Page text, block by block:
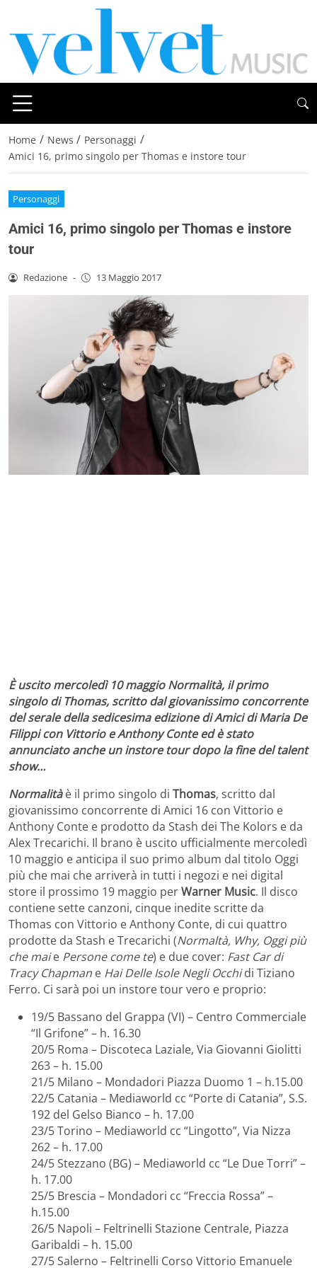
Home / News / Personaggi /
Amici 16, primo singolo per Thomas e instore tour
Personaggi
Amici 16, primo singolo per Thomas e instore
tour
Redazione - 13 Maggio 2017
È uscito mercoledì 10 maggio Normalità, il primo
singolo di Thomas, scritto dal giovanissimo concorrente
del serale della sedicesima edizione di Amici di Maria De
Filippi con Vittorio e Anthony Conte ed è stato
annunciato anche un instore tour dopo la fine del talent
show…
Normalità è il primo singolo di Thomas, scritto dal
giovanissimo concorrente di Amici 16 con Vittorio e
Anthony Conte e prodotto da Stash dei The Kolors e da
Alex Trecarichi. Il brano è uscito ufficialmente mercoledì
10 maggio e anticipa il suo primo album dal titolo Oggi
più che mai che arriverà in tutti i negozi e nei digital
store il prossimo 19 maggio perWarner Music. Il disco
contiene sette canzoni, cinque inedite scritte da
Thomas con Vittorio e Anthony Conte, di cui quattro
prodotte da Stash e Trecarichi (Normaltà, Why, Oggi più
che maie Persone come te) e due cover: Fast Car di
Tracy Chapman e Hai Delle Isole Negli Occhidi Tiziano
Ferro. Ci sarà poi un instore tour vero e proprio:
19/5 Bassano del Grappa (VI) – Centro Commerciale
“Il Grifone” – h. 16.30
20/5 Roma – Discoteca Laziale, Via Giovanni Giolitti
263 – h. 15.00
21/5 Milano – Mondadori Piazza Duomo 1 – h.15.00
22/5 Catania – Mediaworld cc “Porte di Catania”, S.S.
192 del Gelso Bianco – h. 17.00
23/5 Torino – Mediaworld cc “Lingotto”, Via Nizza
262 – h. 17.00
24/5 Stezzano (BG) – Mediaworld cc “Le Due Torri” –
h. 17.00
25/5 Brescia – Mondadori cc “Freccia Rossa” –
h.15.00
26/5 Napoli – Feltrinelli Stazione Centrale, Piazza
Garibaldi – h. 15.00
27/5 Salerno – Feltrinelli Corso Vittorio Emanuele